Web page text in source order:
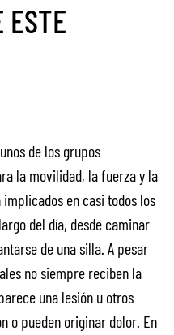
ESTE
de los grupos
la movilidad, la fuerza y la
en casi todos los
del día, desde caminar
de una silla. A pesar
no siempre reciben la
una lesión u otros
o pueden originar dolor. En